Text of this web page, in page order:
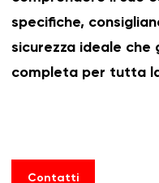
specifiche,
sicurezza ideale che
completa per tutta
Contatti